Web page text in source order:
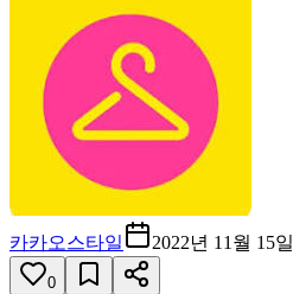
카카오스타일 2022년 11월 15일
0